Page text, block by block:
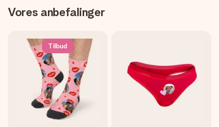
Vores anbefalinger
Tilbud